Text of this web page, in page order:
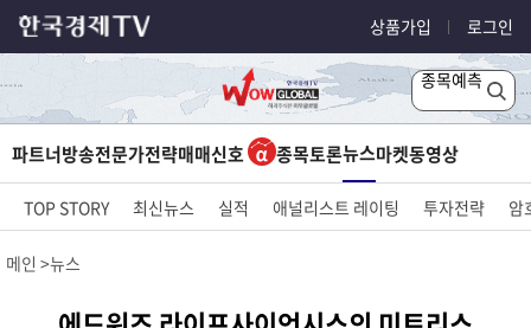
상품가입 로그인
종목예측
파트너방송전문가전략매매신호 종목토론뉴스마켓동영상
TOP STORY 최신뉴스 실적 애널리스트 레이팅 투자전략 암
메인 뉴스